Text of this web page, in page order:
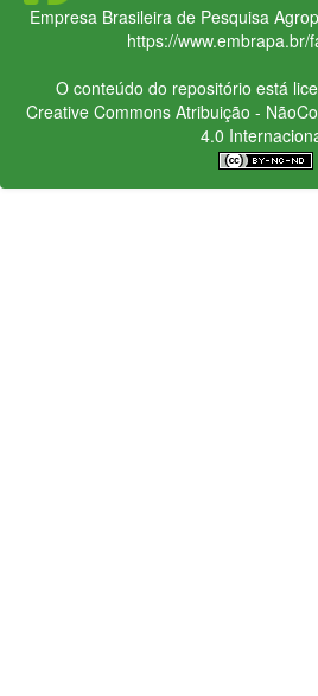
Empresa Brasileira de Pesquisa
https://www.embrapa.br/
O conteúdo do repositório está
Creative CommonsAtribuição -
4.0